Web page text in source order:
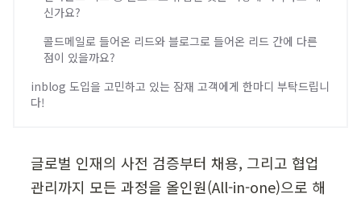
신가요?
콜드메일로 들어온 리드와 블로그로 들어온 리드 간에 다른
점이 있을까요?
inblog 도입을 고민하고 있는 잠재 고객에게 한마디 부탁드립니
다!
글로벌 인재의 사전 검증부터 채용, 그리고 협업
관리까지 모든 과정을 올인원(All-in-one)으로 해